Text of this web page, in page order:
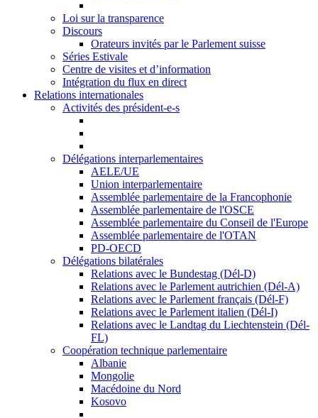
Loi sur la transparence
Discours
Orateurs invités par le Parlement suisse
Séries Estivale
Centre de visites et d’information
Intégration du flux en direct
Relations internationales
Activités des président-e-s
Délégations interparlementaires
AELE/UE
Union interparlementaire
Assemblée parlementaire de la Francophonie
Assemblée parlementaire de l'OSCE
Assemblée parlementaire du Conseil de l'Europe
Assemblée parlementaire de l'OTAN
PD-OECD
Délégations bilatérales
Relations avec le Bundestag (Dél-D)
Relations avec le Parlement autrichien (Dél-A)
Relations avec le Parlement français (Dél-F)
Relations avec le Parlement italien (Dél-I)
Relations avec le Landtag du Liechtenstein (Dél-
FL)
Coopération technique parlementaire
Albanie
Mongolie
Macédoine du Nord
Kosovo